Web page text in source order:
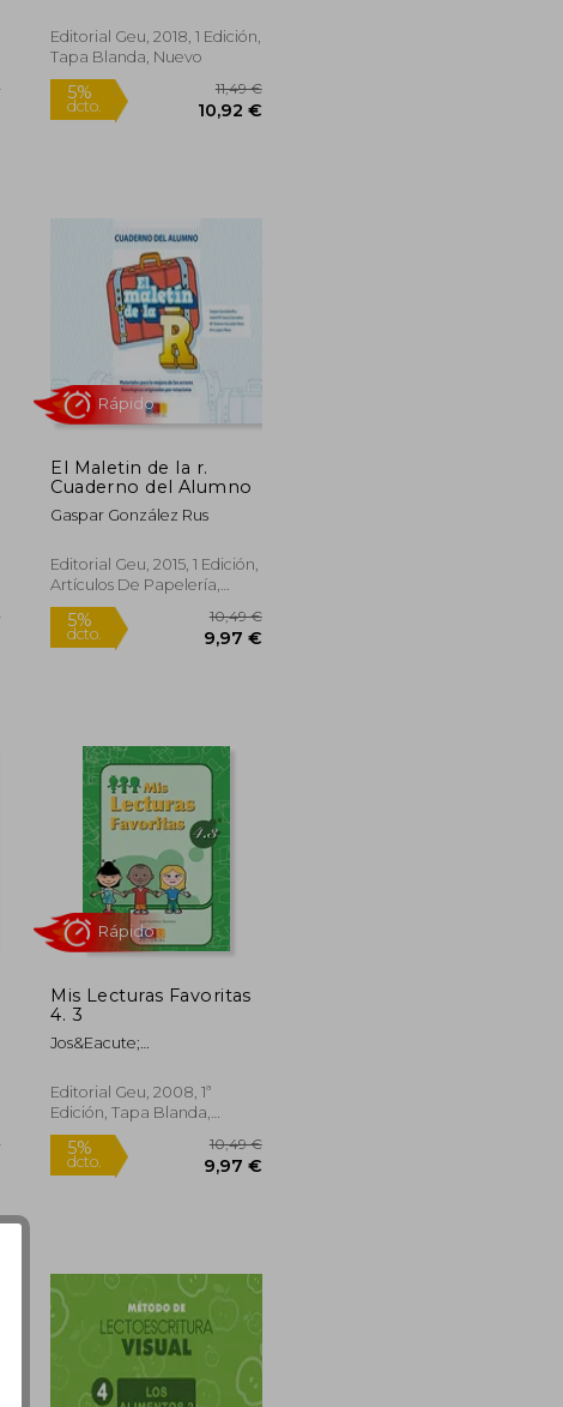
10,49 €
9,97 €
Editorial Geu, 2018, 1 Edición,
Tapa Blanda, Nuevo
5%
dcto.
22,99 €
21,84 €
El Maletin de la r.
Cuaderno del Alumno
Gaspar González Rus
Editorial Geu, 2015, 1 Edición,
Artículos De Papelería,
Nuevo
5%
dcto.
Rápido
Mis Lecturas Favoritas
4. 3
Jos&Eacute;
Editorial Geu, 2008, 1ª
Edición, Tapa Blanda,
Nuevo